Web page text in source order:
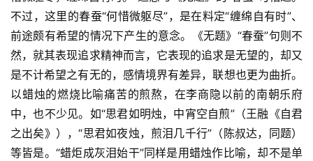
不过，这里的春蚕“何惜微躯尽”，是在料定“缠绵自有时”、
前途颇有希望的情况下产生的意念。《无题》“春蚕”句则不
然，就其表现追求精神而言，它表现的追求是无望的，却又
是不计希望之有无的，感情境界有差异，联想也更为曲折。
以蜡烛的燃烧比喻痛苦的煎熬，在李商隐以前的南朝乐府
中，也不少见。如“思君如明烛，中宵空自煎”（王融《自君
之出矣》），“思君如夜烛，煎泪几千行”（陈叔达，同题）
等皆是。“蜡炬成灰泪始干”同样是用蜡烛作比喻，却不是单